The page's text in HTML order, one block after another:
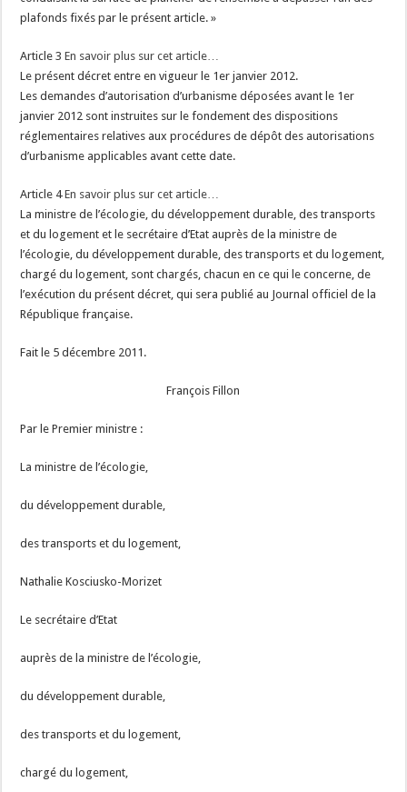
plafonds fixés par le présent article. »
Article 3En savoir plus sur cet article…
Le présent décret entre en vigueur le 1er janvier 2012.
Les demandes d’autorisation d’urbanisme déposées avant le 1er
janvier 2012 sont instruites sur le fondement des dispositions
réglementaires relatives aux procédures de dépôt des autorisations
d’urbanisme applicables avant cette date.
Article 4En savoir plus sur cet article…
La ministre de l’écologie, du développement durable, des transports
et du logement et le secrétaire d’Etat auprès de la ministre de
l’écologie, du développement durable, des transports et du logement,
chargé du logement, sont chargés, chacun en ce qui le concerne, de
l’exécution du présent décret, qui sera publié au Journal officiel de la
République française.
Fait le 5 décembre 2011.
François Fillon
Par le Premier ministre :
La ministre de l’écologie,
du développement durable,
des transports et du logement,
Nathalie Kosciusko-Morizet
Le secrétaire d’Etat
auprès de la ministre de l’écologie,
du développement durable,
des transports et du logement,
chargé du logement,